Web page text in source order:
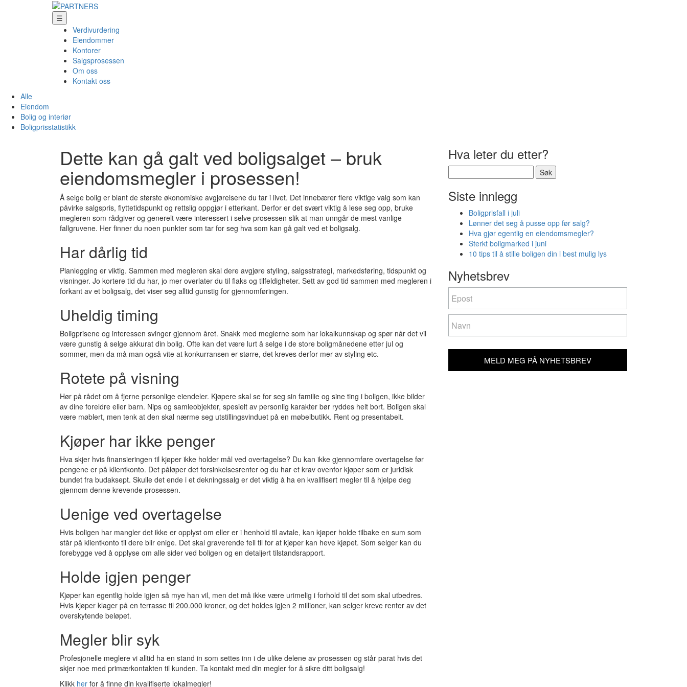
☰
Verdivurdering
Eiendommer
Kontorer
Salgsprosessen
Om oss
Kontakt oss
Alle
Eiendom
Bolig og interiør
Boligprisstatistikk
Dette kan gå galt ved boligsalget – bruk
eiendomsmegler i prosessen!
Å selge bolig er blant de største økonomiske avgjørelsene du tar i livet. Det innebærer flere viktige valg som kan
påvirke salgspris, flyttetidspunkt og rettslig oppgjør i etterkant. Derfor er det svært viktig å lese seg opp, bruke
megleren som rådgiver og generelt være interessert i selve prosessen slik at man unngår de mest vanlige
fallgruvene. Her finner du noen punkter som tar for seg hva som kan gå galt ved et boligsalg.
Har dårlig tid
Planlegging er viktig. Sammen med megleren skal dere avgjøre styling, salgsstrategi, markedsføring, tidspunkt og
visninger. Jo kortere tid du har, jo mer overlater du til flaks og tilfeldigheter. Sett av god tid sammen med megleren i
forkant av et boligsalg, det viser seg alltid gunstig for gjennomføringen.
Uheldig timing
Boligprisene og interessen svinger gjennom året. Snakk med meglerne som har lokalkunnskap og spør når det vil
være gunstig å selge akkurat din bolig. Ofte kan det være lurt å selge i de store boligmånedene etter jul og
sommer, men da må man også vite at konkurransen er større, det kreves derfor mer av styling etc.
Rotete på visning
Hør på rådet om å fjerne personlige eiendeler. Kjøpere skal se for seg sin familie og sine ting i boligen, ikke bilder
av dine foreldre eller barn. Nips og samleobjekter, spesielt av personlig karakter bør ryddes helt bort. Boligen skal
være møblert, men tenk at den skal nærme seg utstillingsvinduet på en møbelbutikk. Rent og presentabelt.
Kjøper har ikke penger
Hva skjer hvis finansieringen til kjøper ikke holder mål ved overtagelse? Du kan ikke gjennomføre overtagelse før
pengene er på klientkonto. Det påløper det forsinkelsesrenter og du har et krav ovenfor kjøper som er juridisk
bundet fra budaksept. Skulle det ende i et dekningssalg er det viktig å ha en kvalifisert megler til å hjelpe deg
gjennom denne krevende prosessen.
Uenige ved overtagelse
Hvis boligen har mangler det ikke er opplyst om eller er i henhold til avtale, kan kjøper holde tilbake en sum som
står på klientkonto til dere blir enige. Det skal graverende feil til for at kjøper kan heve kjøpet. Som selger kan du
forebygge ved å opplyse om alle sider ved boligen og en detaljert tilstandsrapport.
Holde igjen penger
Kjøper kan egentlig holde igjen så mye han vil, men det må ikke være urimelig i forhold til det som skal utbedres.
Hvis kjøper klager på en terrasse til 200.000 kroner, og det holdes igjen 2 millioner, kan selger kreve renter av det
overskytende beløpet.
Megler blir syk
Profesjonelle meglere vi alltid ha en stand in som settes inn i de ulike delene av prosessen og står parat hvis det
skjer noe med primærkontakten til kunden. Ta kontakt med din megler for å sikre ditt boligsalg!
Klikk her for å finne din kvalifiserte lokalmegler!
Hva leter du etter?
etter:
Siste innlegg
Boligprisfall i juli
Lønner det seg å pusse opp før salg?
Hva gjør egentlig en eiendomsmegler?
Sterkt boligmarked i juni
10 tips til å stille boligen din i best mulig lys
Nyhetsbrev
Nyhetsbrev
you
are
human,
leave
MELD MEG PÅ NYHETSBREV